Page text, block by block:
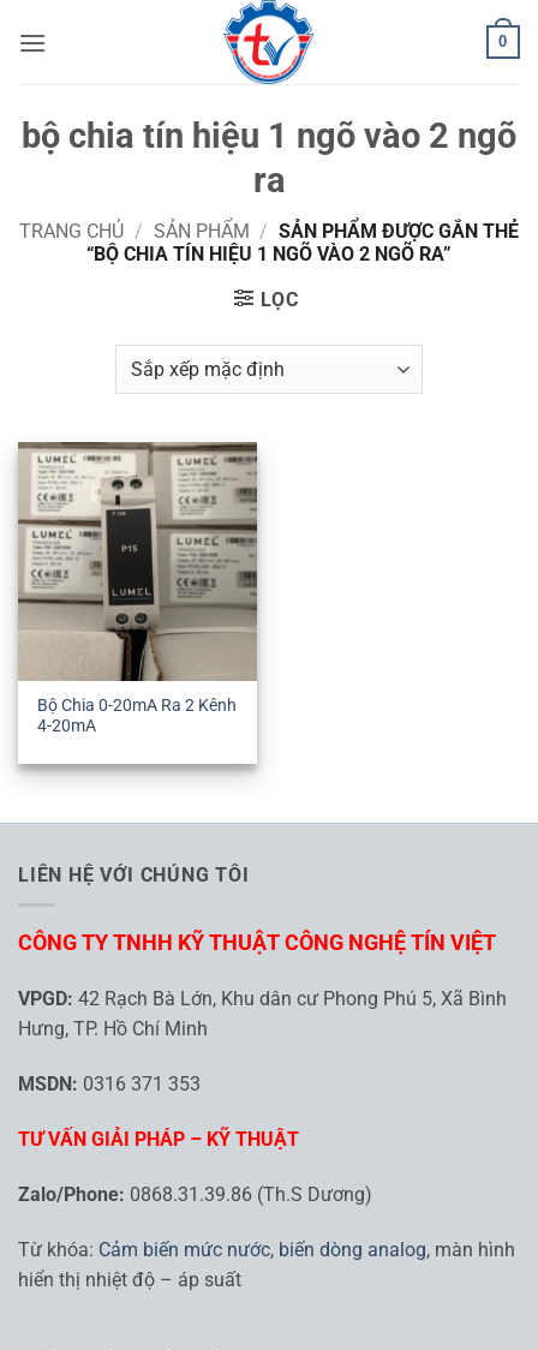
qua
0
bộ chia tín hiệu 1 ngõ vào 2 ngõ
ra
TRANG CHỦ / SẢN PHẨM / SẢN PHẨM ĐƯỢC GẮN THẺ
“BỘ CHIA TÍN HIỆU 1 NGÕ VÀO 2 NGÕ RA”
LỌC
Bộ Chia 0-20mA Ra 2 Kênh
4-20mA
LIÊN HỆ VỚI CHÚNG TÔI
CÔNG TY TNHH KỸ THUẬT CÔNG NGHỆ TÍN VIỆT
VPGD: 42 Rạch Bà Lớn, Khu dân cư Phong Phú 5, Xã Bình
Hưng, TP. Hồ Chí Minh
MSDN: 0316 371 353
TƯ VẤN GIẢI PHÁP – KỸ THUẬT
Zalo/Phone: 0868.31.39.86 (Th.S Dương)
Từ khóa: Cảm biến mức nước, biến dòng analog, màn hình
hiển thị nhiệt độ – áp suất